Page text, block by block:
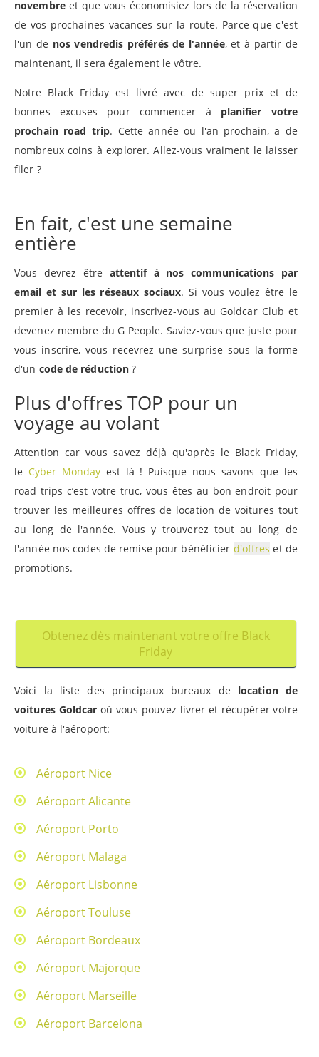
novembreet que vous économisiez lors de la réservation
de vos prochaines vacances sur la route. Parce que c'est
l'un de nos vendredis préférés de l'année, et à partir de
maintenant, il sera également le vôtre.
Notre Black Friday est livré avec de super prix et de
bonnes excuses pour commencer à planifier votre
prochain road trip. Cette année ou l'an prochain, a de
nombreux coins à explorer. Allez-vous vraiment le laisser
filer ?
En fait, c'est une semaine
entière
Vous devrez être attentif à nos communications par
email et sur les réseaux sociaux. Si vous voulez être le
premier à les recevoir, inscrivez-vous au Goldcar Club et
devenez membre du G People. Saviez-vous que juste pour
vous inscrire, vous recevrez une surprise sous la forme
d'un code de réduction ?
Plus d'offres TOP pour un
voyage au volant
Attention car vous savez déjà qu'après le Black Friday,
le Cyber Monday est là ! Puisque nous savons que les
road trips c’est votre truc, vous êtes au bon endroit pour
trouver les meilleures offres de location de voitures tout
au long de l'année. Vous y trouverez tout au long de
l'année nos codes de remise pour bénéficier d'offres et de
promotions.
Obtenez dès maintenant votre offre Black
Friday
Voici la liste des principaux bureaux de location de
voitures Goldcar où vous pouvez livrer et récupérer votre
voiture à l'aéroport:
Aéroport Nice
Aéroport Alicante
Aéroport Porto
Aéroport Malaga
Aéroport Lisbonne
Aéroport Touluse
Aéroport Bordeaux
Aéroport Majorque
Aéroport Marseille
Aéroport Barcelona